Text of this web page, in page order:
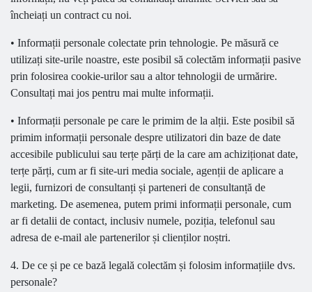
încheiați un contract cu noi.
• Informații personale colectate prin tehnologie. Pe măsură ce
utilizați site-urile noastre, este posibil să colectăm informații pasive
prin folosirea cookie-urilor sau a altor tehnologii de urmărire.
Consultați mai jos pentru mai multe informații.
• Informații personale pe care le primim de la alții. Este posibil să
primim informații personale despre utilizatori din baze de date
accesibile publicului sau terțe părți de la care am achiziționat date,
terțe părți, cum ar fi site-uri media sociale, agenții de aplicare a
legii, furnizori de consultanți și parteneri de consultanță de
marketing. De asemenea, putem primi informații personale, cum
ar fi detalii de contact, inclusiv numele, poziția, telefonul sau
adresa de e-mail ale partenerilor și clienților noștri.
4. De ce și pe ce bază legală colectăm și folosim informațiile dvs.
personale?